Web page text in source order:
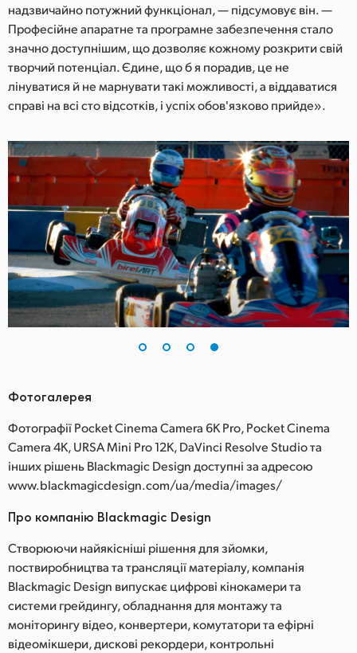
надзвичайно потужний функціонал, — підсумовує він. —
Професійне апаратне та програмне забезпечення стало
значно доступнішим, що дозволяє кожному розкрити свій
творчий потенціал. Єдине, що б я порадив, це не
лінуватися й не марнувати такі можливості, а віддаватися
справі на всі сто відсотків, і успіх обов'язково прийде».
Фотогалерея
Фотографії Pocket Cinema Camera 6K Pro, Pocket Cinema
Camera 4K, URSA Mini Pro 12K, DaVinci Resolve Studio та
інших рішень Blackmagic Design доступні за адресою
www.blackmagicdesign.com/ua/media/images/
Про компанію Blackmagic Design
Створюючи найякісніші рішення для зйомки,
поствиробництва та трансляції матеріалу, компанія
Blackmagic Design випускає цифрові кінокамери та
системи грейдингу, обладнання для монтажу та
моніторингу відео, конвертери, комутатори та ефірні
відеомікшери, дискові рекордери, контрольні